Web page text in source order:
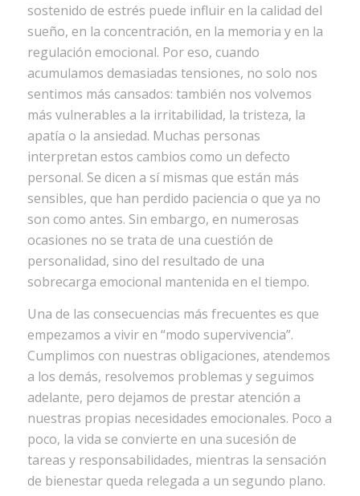
sostenido de estrés puede influir en la calidad del
sueño, en la concentración, en la memoria y en la
regulación emocional. Por eso, cuando
acumulamos demasiadas tensiones, no solo nos
sentimos más cansados: también nos volvemos
más vulnerables a la irritabilidad, la tristeza, la
apatía o la ansiedad. Muchas personas
interpretan estos cambios como un defecto
personal. Se dicen a sí mismas que están más
sensibles, que han perdido paciencia o que ya no
son como antes. Sin embargo, en numerosas
ocasiones no se trata de una cuestión de
personalidad, sino del resultado de una
sobrecarga emocional mantenida en el tiempo.
Una de las consecuencias más frecuentes es que
empezamos a vivir en “modo supervivencia”.
Cumplimos con nuestras obligaciones, atendemos
a los demás, resolvemos problemas y seguimos
adelante, pero dejamos de prestar atención a
nuestras propias necesidades emocionales. Poco a
poco, la vida se convierte en una sucesión de
tareas y responsabilidades, mientras la sensación
de bienestar queda relegada a un segundo plano.